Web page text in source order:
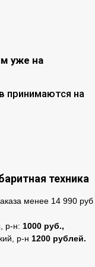
уже на
принимаются на
техника
менее 14 990 руб
р-н: 1000 руб.,
р-н 1200 рублей.